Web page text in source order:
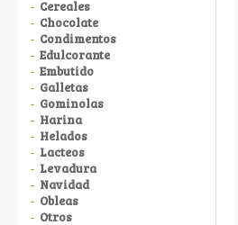
Cereales
Chocolate
Condimentos
Edulcorante
Embutido
Galletas
Gominolas
Harina
Helados
Lacteos
Levadura
Navidad
Obleas
Otros